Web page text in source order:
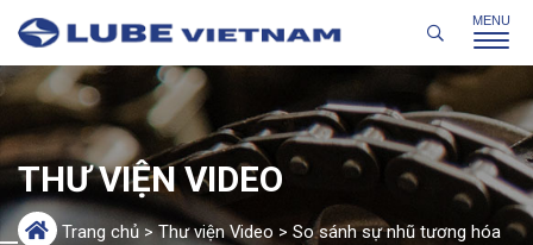
THƯ VIỆN VIDEO
Trang chủ>Thư viện Video > So sánh sự nhũ tương hóa